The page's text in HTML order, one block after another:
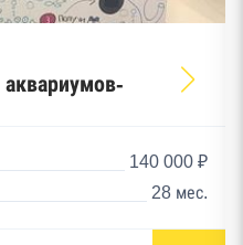
140 000 ₽
28 мес.